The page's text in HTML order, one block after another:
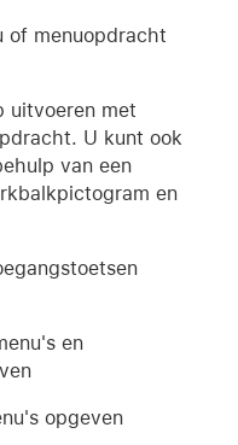
of menuopdracht
uitvoeren met
U kunt ook
van een
en
en
opgeven